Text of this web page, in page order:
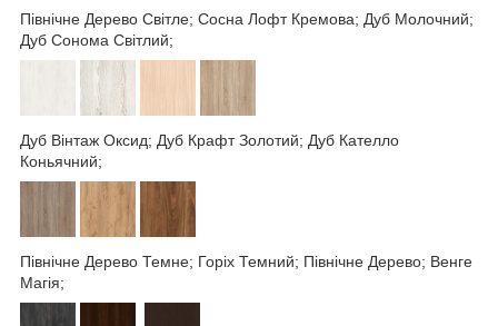
Північне Дерево Світле; Сосна Лофт Кремова; Дуб Молочний;
Дуб Сонома Світлий;
Дуб Вінтаж Оксид; Дуб Крафт Золотий; Дуб Кателло
Коньячний;
Північне Дерево Темне; Горіх Темний; Північне Дерево; Венге
Магія;